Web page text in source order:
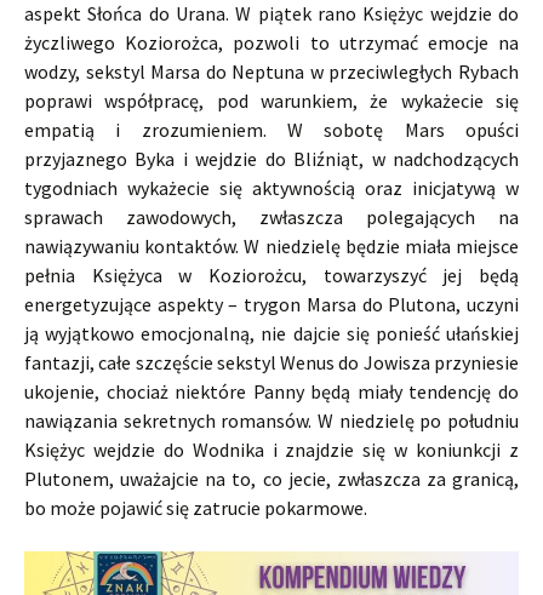
aspekt Słońca do Urana. W piątek rano Księżyc wejdzie do
życzliwego Koziorożca, pozwoli to utrzymać emocje na
wodzy, sekstyl Marsa do Neptuna w przeciwległych Rybach
poprawi współpracę, pod warunkiem, że wykażecie się
empatią i zrozumieniem. W sobotę Mars opuści
przyjaznego Byka i wejdzie do Bliźniąt, w nadchodzących
tygodniach wykażecie się aktywnością oraz inicjatywą w
sprawach zawodowych, zwłaszcza polegających na
nawiązywaniu kontaktów. W niedzielę będzie miała miejsce
pełnia Księżyca w Koziorożcu, towarzyszyć jej będą
energetyzujące aspekty – trygon Marsa do Plutona, uczyni
ją wyjątkowo emocjonalną, nie dajcie się ponieść ułańskiej
fantazji, całe szczęście sekstyl Wenus do Jowisza przyniesie
ukojenie, chociaż niektóre Panny będą miały tendencję do
nawiązania sekretnych romansów. W niedzielę po południu
Księżyc wejdzie do Wodnika i znajdzie się w koniunkcji z
Plutonem, uważajcie na to, co jecie, zwłaszcza za granicą,
bo może pojawić się zatrucie pokarmowe.